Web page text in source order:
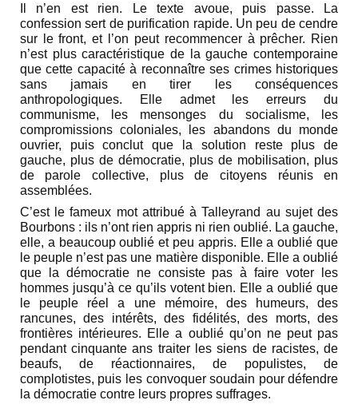
Il n’en est rien. Le texte avoue, puis passe. La
confession sert de purification rapide. Un peu de cendre
sur le front, et l’on peut recommencer à prêcher. Rien
n’est plus caractéristique de la gauche contemporaine
que cette capacité à reconnaître ses crimes historiques
sans jamais en tirer les conséquences
anthropologiques. Elle admet les erreurs du
communisme, les mensonges du socialisme, les
compromissions coloniales, les abandons du monde
ouvrier, puis conclut que la solution reste plus de
gauche, plus de démocratie, plus de mobilisation, plus
de parole collective, plus de citoyens réunis en
assemblées.
C’est le fameux mot attribué à Talleyrand au sujet des
Bourbons : ils n’ont rien appris ni rien oublié. La gauche,
elle, a beaucoup oublié et peu appris. Elle a oublié que
le peuple n’est pas une matière disponible. Elle a oublié
que la démocratie ne consiste pas à faire voter les
hommes jusqu’à ce qu’ils votent bien. Elle a oublié que
le peuple réel a une mémoire, des humeurs, des
rancunes, des intérêts, des fidélités, des morts, des
frontières intérieures. Elle a oublié qu’on ne peut pas
pendant cinquante ans traiter les siens de racistes, de
beaufs, de réactionnaires, de populistes, de
complotistes, puis les convoquer soudain pour défendre
la démocratie contre leurs propres suffrages.